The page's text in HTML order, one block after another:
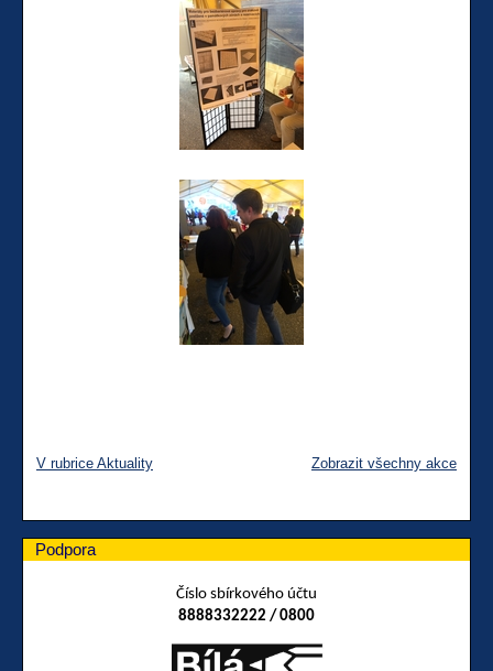
V rubrice Aktuality Zobrazit všechny akce
Podpora
Číslo sbírkového účtu
8888332222 / 0800